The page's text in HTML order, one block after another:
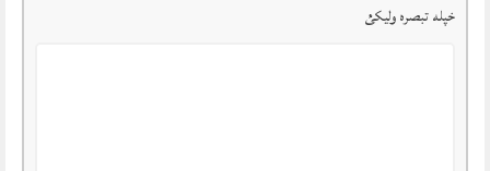
خپله تبصرہ وليکئ